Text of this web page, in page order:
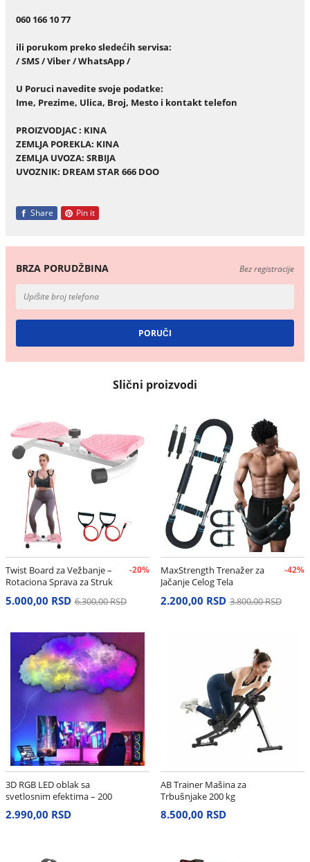
060 166 10 77
ili porukom preko sledećih servisa:
/ SMS / Viber / WhatsApp /
U Poruci navedite svoje podatke:
Ime, Prezime, Ulica, Broj, Mesto i kontakt telefon
PROIZVODJAC : KINA
ZEMLJA POREKLA: KINA
ZEMLJA UVOZA: SRBIJA
UVOZNIK: DREAM STAR 666 DOO
Share Pin it
BRZA PORUDŽBINA Bez registracije
Slični proizvodi
Twist Board za Vežbanje –
Rotaciona Sprava za Struk
-20%
5.000,00 RSD 6.300,00 RSD
MaxStrength Trenažer za
Jačanje Celog Tela
-42%
2.200,00 RSD 3.800,00 RSD
3D RGB LED oblak sa
svetlosnim efektima – 200
cm
2.990,00 RSD
AB Trainer Mašina za
Trbušnjake 200 kg
8.500,00 RSD